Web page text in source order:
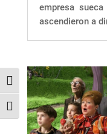
Alternar alto contraste
Alternar tamaño de letra
empresa
ascendieron a